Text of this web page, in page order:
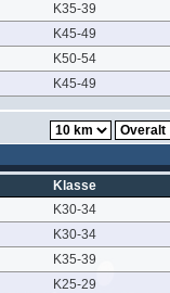
K35-39
K45-49
K50-54
K45-49
Klasse
K30-34
K30-34
K35-39
K25-29